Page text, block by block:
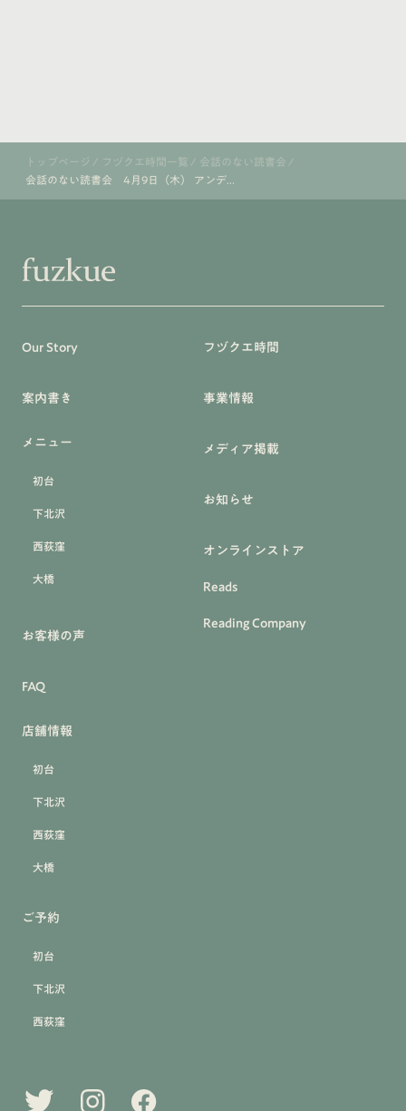
トップページ / フヅクエ時間一覧 / 会話のない読書会 /
会話のない読書会 4月9日（木） アンデ...
Our Story
案内書き
メニュー
初台
下北沢
西荻窪
大橋
お客様の声
FAQ
店舗情報
初台
下北沢
西荻窪
大橋
ご予約
初台
下北沢
西荻窪
フヅクエ時間
事業情報
メディア掲載
お知らせ
オンラインストア
Reads
Reading Company